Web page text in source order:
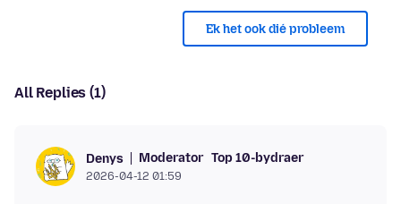
Ek het ook dié probleem
All Replies (1)
Denys Moderator Top 10-bydraer
2026-04-12 01:59